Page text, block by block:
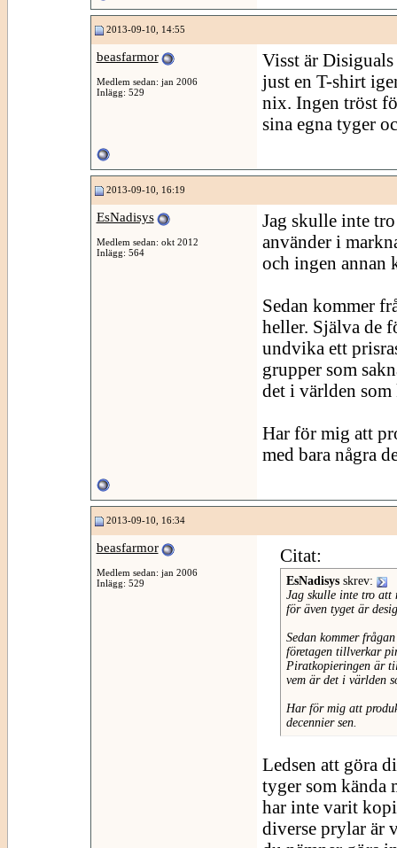
2013-09-10, 14:55
beasfarmor
Medlem sedan: jan 2006
Inlägg: 529
Visst är
just en T-shirt
nix. Ingen tröst
sina egna tyger
2013-09-10, 16:19
EsNadisys
Medlem sedan: okt 2012
Inlägg: 564
Jag skulle inte
använder i
och ingen annan
Sedan kommer
heller. Själva de
undvika ett
grupper som
det i världen
Har för mig att
med bara några
2013-09-10, 16:34
beasfarmor
Medlem sedan: jan 2006
Inlägg: 529
Citat:
EsNadisysskrev:
Jag skulle inte tro att
för även tyget är
Sedan kommer
företagen tillverkar
Piratkopieringen är
vem är det i världen
Har för mig att
decennier sen.
Ledsen att göra
tyger som kända
har inte varit
diverse prylar är